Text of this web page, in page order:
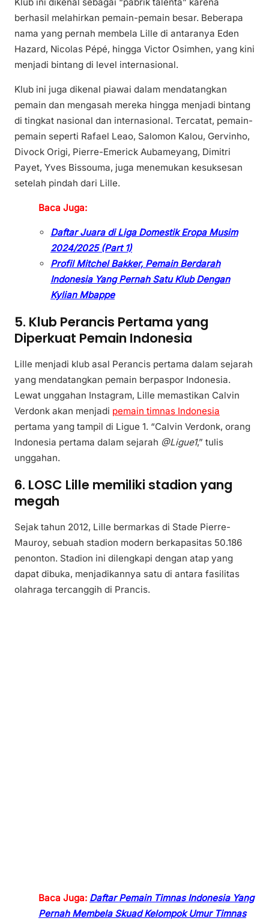
berhasil melahirkan pemain-pemain besar. Beberapa
nama yang pernah membela Lille di antaranya Eden
Hazard, Nicolas Pépé, hingga Victor Osimhen, yang kini
menjadi bintang di level internasional.
Klub ini juga dikenal piawai dalam mendatangkan
pemain dan mengasah mereka hingga menjadi bintang
di tingkat nasional dan internasional. Tercatat, pemain-
pemain seperti Rafael Leao, Salomon Kalou, Gervinho,
Divock Origi, Pierre-Emerick Aubameyang, Dimitri
Payet, Yves Bissouma, juga menemukan kesuksesan
setelah pindah dari Lille.
Baca Juga:
Daftar Juara di Liga Domestik Eropa Musim
2024/2025 (Part 1)
Profil Mitchel Bakker, Pemain Berdarah
Indonesia Yang Pernah Satu Klub Dengan
Kylian Mbappe
5. Klub Perancis Pertama yang
Diperkuat Pemain Indonesia
Lille menjadi klub asal Perancis pertama dalam sejarah
yang mendatangkan pemain berpaspor Indonesia.
Lewat unggahan Instagram, Lille memastikan Calvin
Verdonk akan menjadi pemain timnas Indonesia
pertama yang tampil di Ligue 1. “Calvin Verdonk, orang
Indonesia pertama dalam sejarah @Ligue1,” tulis
unggahan.
6. LOSC Lille memiliki stadion yang
megah
Sejak tahun 2012, Lille bermarkas di Stade Pierre-
Mauroy, sebuah stadion modern berkapasitas 50.186
penonton. Stadion ini dilengkapi dengan atap yang
dapat dibuka, menjadikannya satu di antara fasilitas
olahraga tercanggih di Prancis.
Baca Juga: Daftar Pemain Timnas Indonesia Yang
Pernah Membela Skuad Kelompok Umur Timnas